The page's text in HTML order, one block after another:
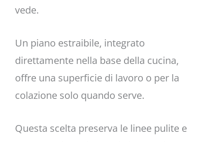
vede.
Un piano estraibile, integrato
direttamente nella base della cucina,
offre una superficie di lavoro o per la
colazione solo quando serve.
Questa scelta preserva le linee pulite e